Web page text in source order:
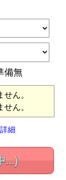
備無
ん。
ん。
詳細
...)